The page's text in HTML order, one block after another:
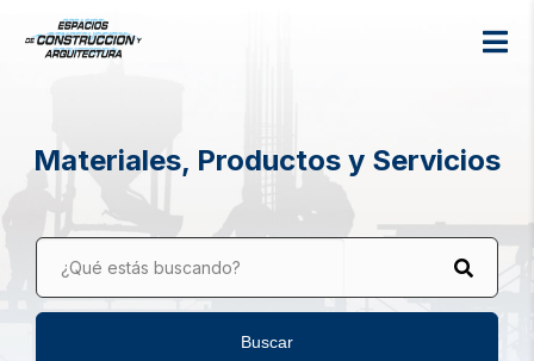
Materiales, Productos y Servicios
¿Qué estás buscando?
Buscar